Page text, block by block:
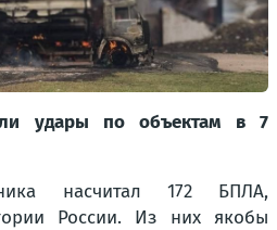
удары по объектам в 7
насчитал 172 БПЛА,
России. Из них якобы